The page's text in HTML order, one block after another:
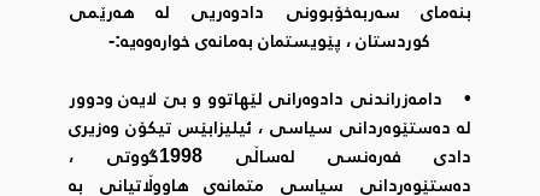
بنەمای سەربەخۆبوونی دادوەریی لە هەرێمی
کوردستان ، پێویستمان بەمانەی خوارەوەیە:-
• دامەزراندنی دادوەرانی لێهاتوو و بێ لایەن ودوور
لە دەستێوەردانی سیاسی ، ئیلیزابێس تیکۆن وەزیری
دادی فەرەنسی لەساڵی 1998گووتی ،
دەستێوەردانی سیاسی متمانەی هاووڵاتیانی بە